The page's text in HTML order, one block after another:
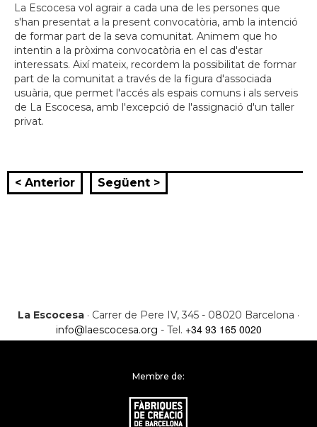
La Escocesa vol agrair a cada una de les persones que
s'han presentat a la present convocatòria, amb la intenció
de formar part de la seva comunitat. Animem que ho
intentin a la pròxima convocatòria en el cas d'estar
interessats. Així mateix, recordem la possibilitat de formar
part de la comunitat a través de la figura d'associada
usuària, que permet l'accés als espais comuns i als serveis
de La Escocesa, amb l'excepció de l'assignació d'un taller
privat.
< Anterior Següent >
La Escocesa · Carrer de Pere IV, 345 - 08020 Barcelona ·
info@laescocesa.org - Tel. +34 93 165 0020
Membre de: